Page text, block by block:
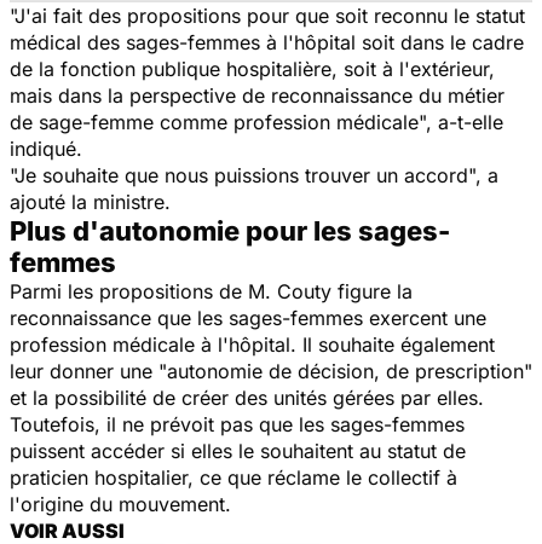
"J'ai fait des propositions pour que soit reconnu le statut
médical des sages-femmes à l'hôpital soit dans le cadre
de la fonction publique hospitalière, soit à l'extérieur,
mais dans la perspective de reconnaissance du métier
de sage-femme comme profession médicale", a-t-elle
indiqué.
"Je souhaite que nous puissions trouver un accord", a
ajouté la ministre.
Plus d'autonomie pour les sages-
femmes
Parmi les propositions de M. Couty figure la
reconnaissance que les sages-femmes exercent une
profession médicale à l'hôpital. Il souhaite également
leur donner une "autonomie de décision, de prescription"
et la possibilité de créer des unités gérées par elles.
Toutefois, il ne prévoit pas que les sages-femmes
puissent accéder si elles le souhaitent au statut de
praticien hospitalier, ce que réclame le collectif à
l'origine du mouvement.
VOIR AUSSI